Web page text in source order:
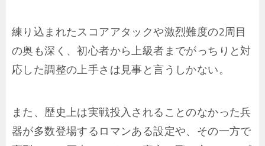
練り込まれたスコアアタックや激烈難度の2周目
の奥も深く、初心者から上級者までがっちりと対
応した調整の上手さは見事と言うしかない。
また、歴史上は実戦投入されることのなかった兵
器が多数登場するロマンある設定や、その一方で